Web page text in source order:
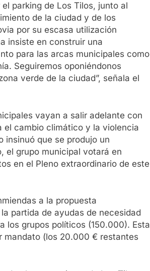
parking de Los Tilos, junto al
de la ciudad y de los
por su escasa utilización
insiste en construir una
para las arcas municipales como
Seguiremos oponiéndonos
verde de la ciudad”, señala el
vayan a salir adelante con
el cambio climático y la violencia
insinuó que se produjo un
el grupo municipal votará en
en el Pleno extraordinario de este
a la propuesta
partida de ayudas de necesidad
los grupos políticos (150.000). Esta
mandato (los 20.000 € restantes